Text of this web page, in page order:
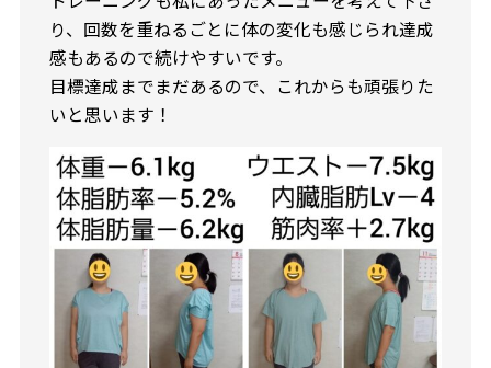
り、回数を重ねるごとに体の変化も感じられ達成
感もあるので続けやすいです。
目標達成までまだあるので、これからも頑張りた
いと思います！